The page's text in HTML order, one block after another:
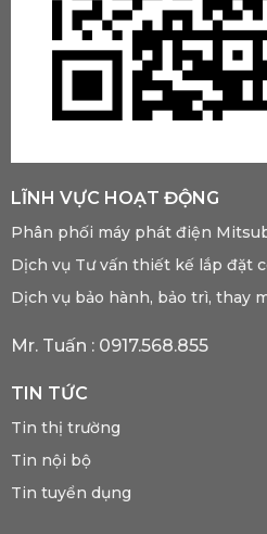
LĨNH VỰC HOẠT ĐỘNG
Phân phối máy phát điện
Dịch vụ Tư vấn thiết kế lắp đặt
Dịch vụ bảo hành, bảo trì, thay
Mr. Tuấn : 0917.568.855
TIN TỨC
Tin thị trường
Tin nội bộ
Tin tuyển dụng